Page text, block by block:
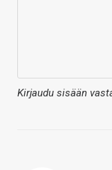
Kirjaudu sisään